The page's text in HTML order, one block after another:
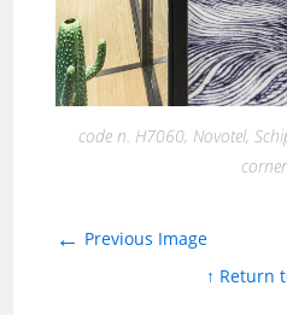
code n. H7060, Novotel,
← Previous Image
↑ Return